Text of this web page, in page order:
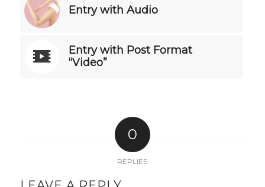
Entry with Audio
Entry with Post Format
“Video”
0
REPLIES